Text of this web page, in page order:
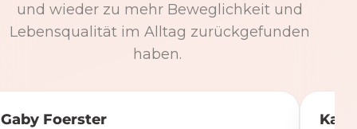
und wieder zu mehr Beweglichkeit und
Lebensqualität im Alltag zurückgefunden
haben.
Gaby Foerster